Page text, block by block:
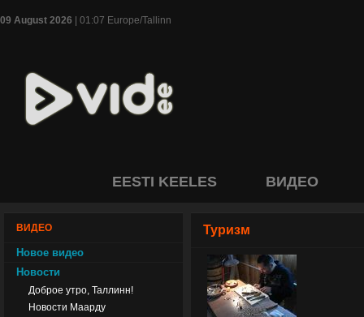
09 August 2026 | 01:07 Europe/Tallinn
EESTI KEELES ВИДЕО
ВИДЕО
Новое видео
Новости
Доброе утро, Таллинн!
Новости Маарду
Туризм